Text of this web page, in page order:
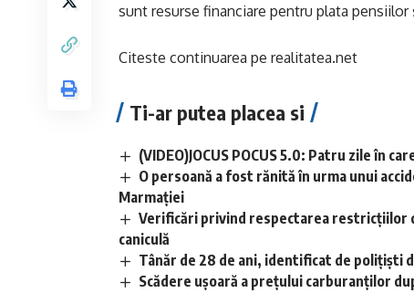
sunt resurse financiare pentru plata
Citeste continuarea pe realitatea.net
Ti-ar putea placea si
(VIDEO)JOCUS POCUS 5.0: Patru zile în
O persoană a fost rănită în urma unui
Marmației
Verificări privind respectarea restricțiilor
caniculă
Tânăr de 28 de ani, identificat de polițiști
Scădere ușoară a prețului carburanților